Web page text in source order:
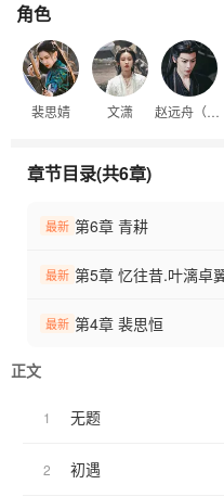
文潇x赵远舟
“赵远舟.你又骗我.你说过不会
“那你就忘了我这个说谎精吧.
角色
裴思婧 文潇 赵远舟（朱厌）
章节目录(共6章)
最新 第6章 青耕
最新 第5章 忆往昔.叶漓卓
最新 第4章 裴思恒
正文
1 无题
2 初遇